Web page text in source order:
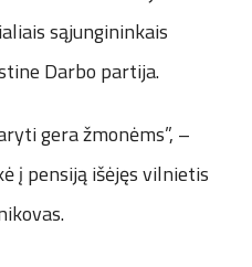
sąjungininkais
Darbo partija.
gera žmonėms”, –
į pensiją išėjęs vilnietis